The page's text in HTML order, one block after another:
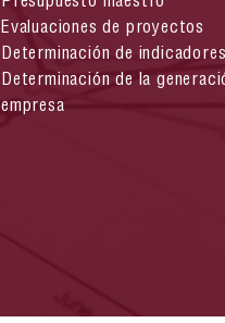
Evaluaciones de proyectos
Determinación de
Determinación de la
empresa